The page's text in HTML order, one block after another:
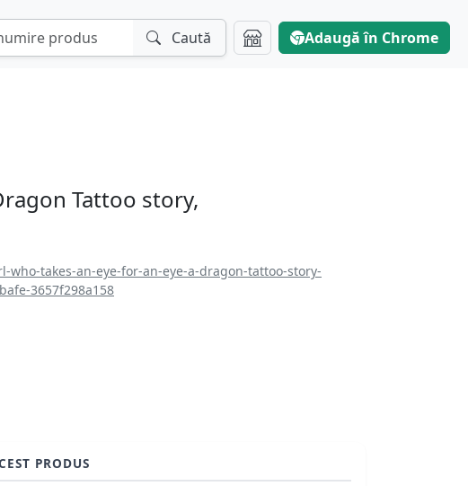
Caută Adaugă în Chrome
Tattoo story,
takes-an-eye-for-an-eye-a-dragon-tattoo-story-
3657f298a158
PRODUS